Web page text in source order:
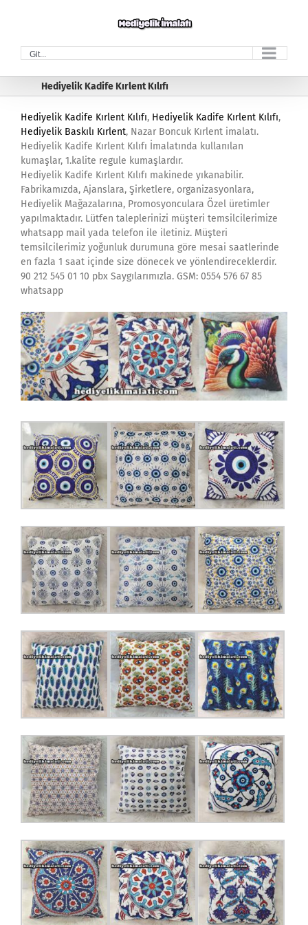
Git...
Hediyelik Kadife Kırlent Kılıfı
Hediyelik Kadife Kırlent Kılıfı, Hediyelik Kadife Kırlent Kılıfı,
Hediyelik Baskılı Kırlent, Nazar Boncuk Kırlent imalatı.
Hediyelik Kadife Kırlent Kılıfı İmalatında kullanılan
kumaşlar, 1.kalite regule kumaşlardır.
Hediyelik Kadife Kırlent Kılıfı makinede yıkanabilir.
Fabrikamızda, Ajanslara, Şirketlere, organizasyonlara,
Hediyelik Mağazalarına, Promosyonculara Özel üretimler
yapılmaktadır. Lütfen taleplerinizi müşteri temsilcilerimize
whatsapp mail yada telefon ile iletiniz. Müşteri
temsilcilerimiz yoğunluk durumuna göre mesai saatlerinde
en fazla 1 saat içinde size dönecek ve yönlendireceklerdir.
90 212 545 01 10 pbx Saygılarımızla. GSM: 0554 576 67 85
whatsapp